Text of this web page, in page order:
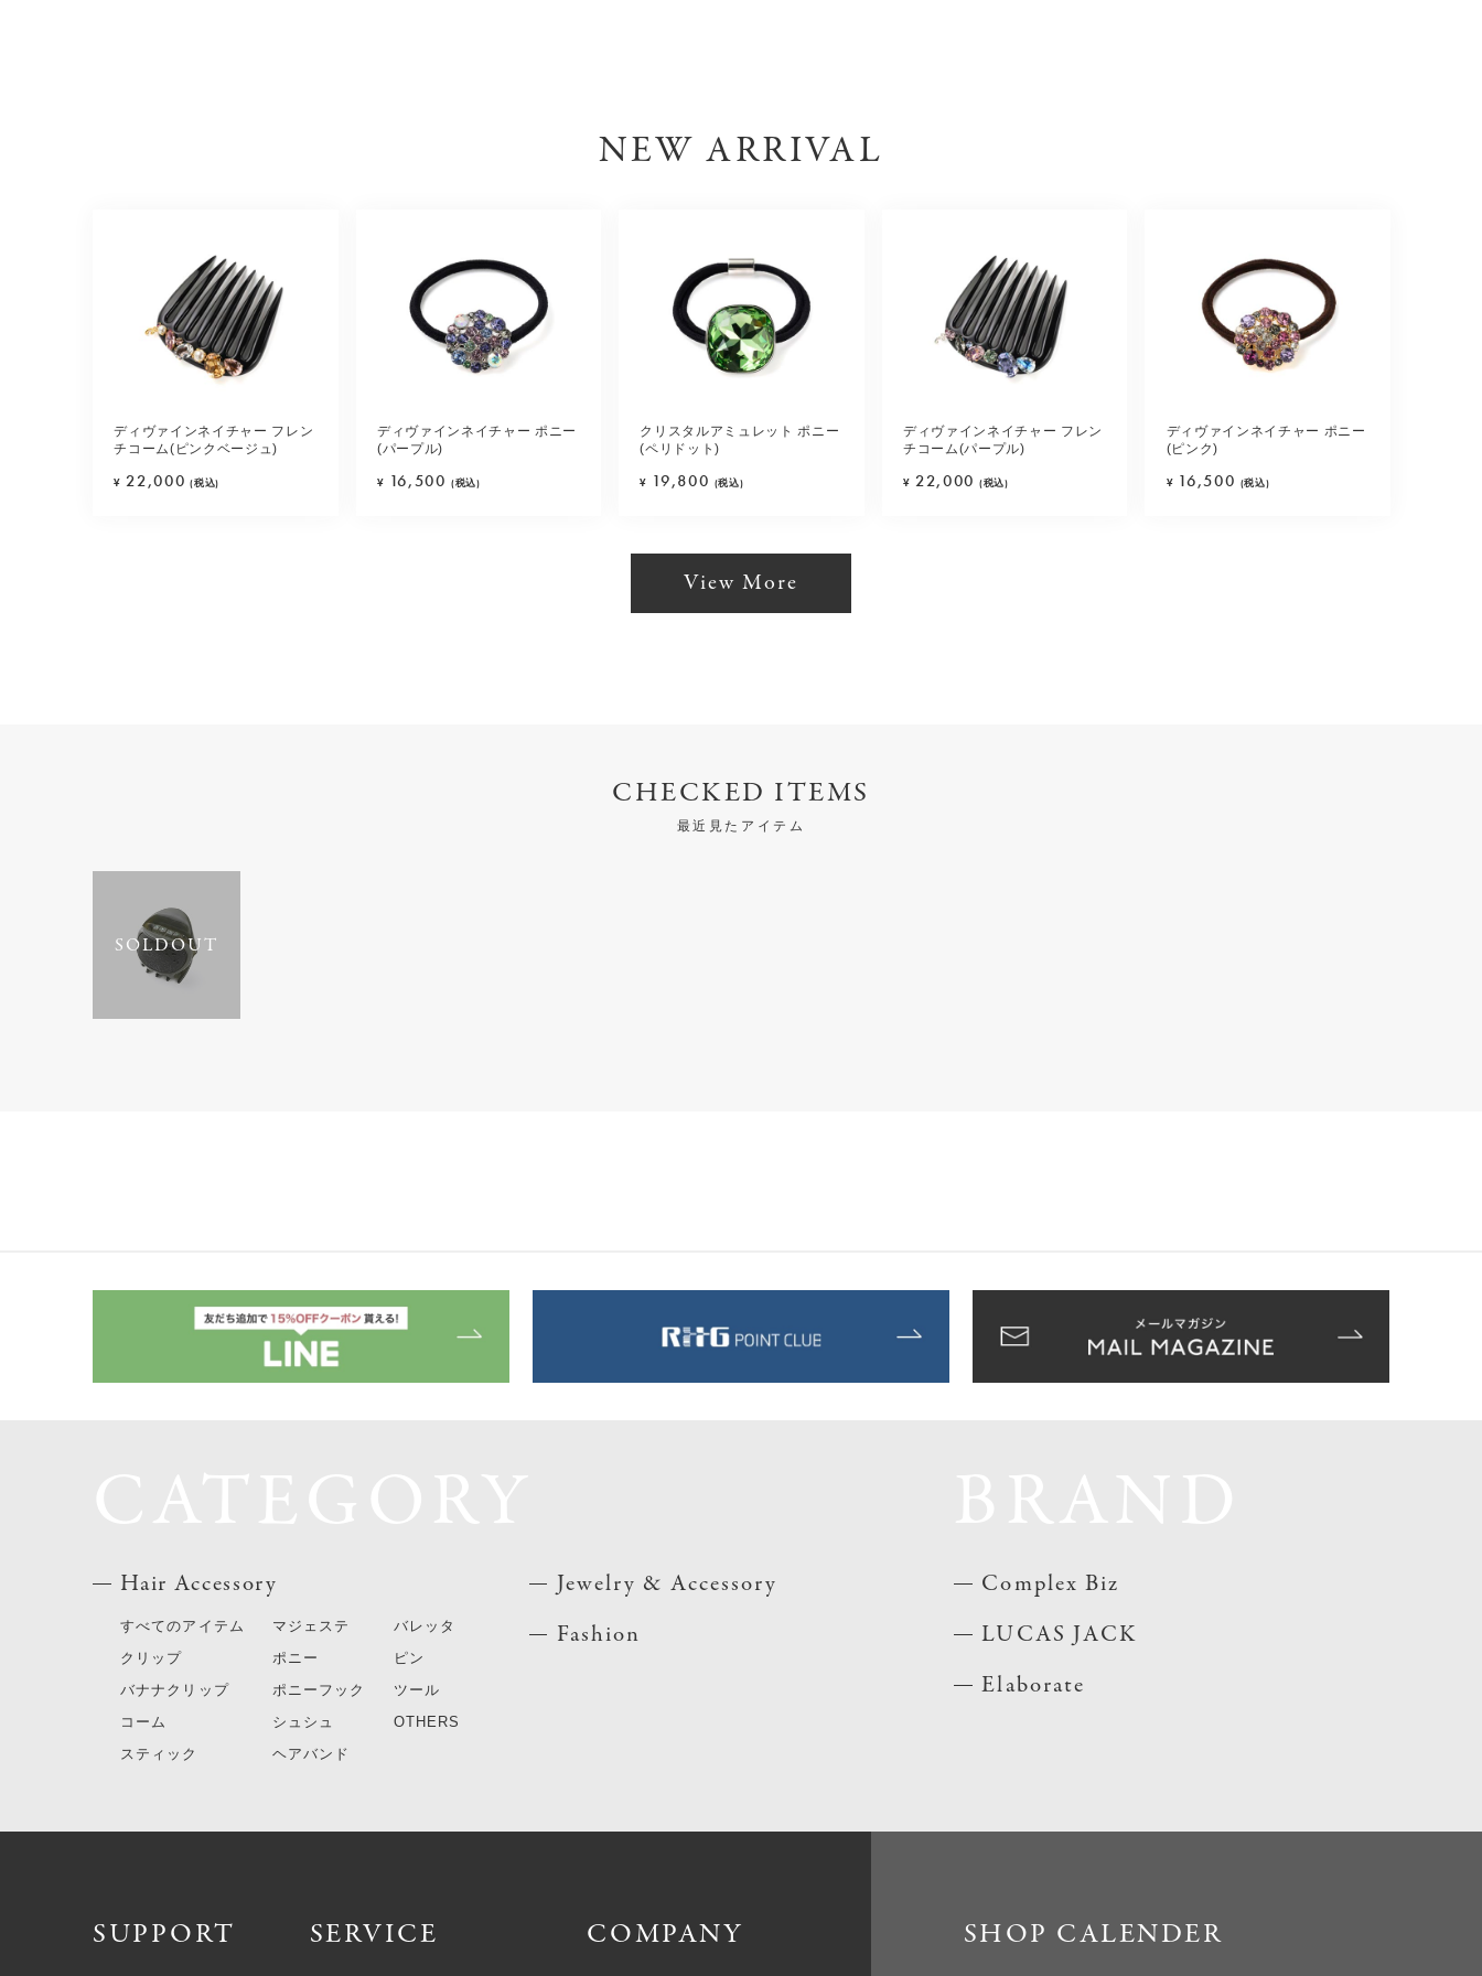
NEW ARRIVAL
ディヴァインネイチャー フレン
チコーム(ピンクベージュ)
¥ 22,000 (税込)
ディヴァインネイチャー ポニー
(パープル)
¥ 16,500 (税込)
クリスタルアミュレット ポニー
(ペリドット)
¥ 19,800 (税込)
ディヴァインネイチャー フレン
チコーム(パープル)
¥ 22,000 (税込)
ディヴァインネイチャー ポニー
(ピンク)
¥ 16,500 (税込)
View More
CHECKED ITEMS
最近見たアイテム
SOLDOUT
Hair Accessory
すべてのアイテム
クリップ
バナナクリップ
コーム
スティック
マジェステ
ポニー
ポニーフック
シュシュ
ヘアバンド
バレッタ
ピン
ツール
OTHERS
Jewelry & Accessory
Fashion
Complex Biz
LUCAS JACK
Elaborate
SUPPORT SERVICE COMPANY SHOP CALENDER